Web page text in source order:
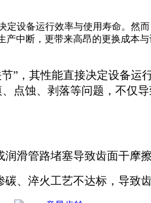
定设备运行效率与使用寿命。
中断，更带来高昂的更换成本与
节”，其性能直接决定设备运
蚀、剥落等问题，不仅
滑管路堵塞导致齿面干摩
、淬火工艺不达标，导致